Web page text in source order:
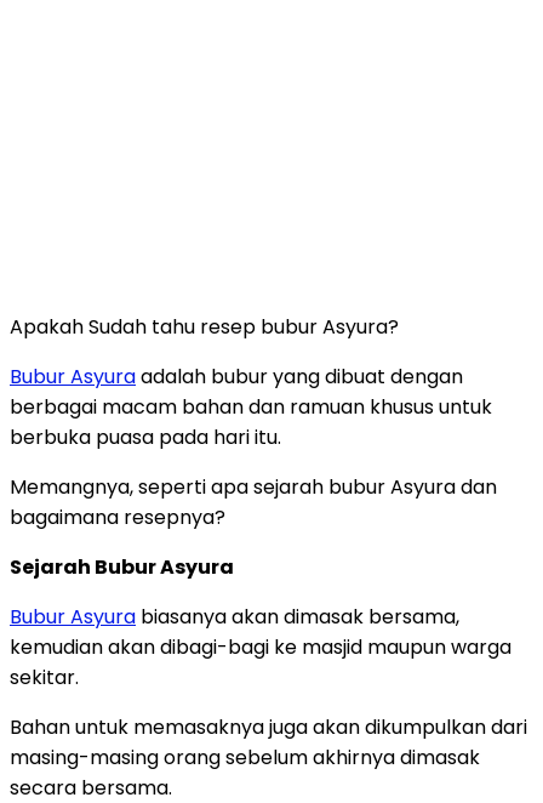
Apakah Sudah tahu resep bubur Asyura?
Bubur Asyuraadalah bubur yang dibuat dengan
berbagai macam bahan dan ramuan khusus untuk
berbuka puasa pada hari itu.
Memangnya, seperti apa sejarah bubur Asyura dan
bagaimana resepnya?
Sejarah Bubur Asyura
Bubur Asyura biasanya akan dimasak bersama,
kemudian akan dibagi-bagi ke masjid maupun warga
sekitar.
Bahan untuk memasaknya juga akan dikumpulkan dari
masing-masing orang sebelum akhirnya dimasak
secara bersama.